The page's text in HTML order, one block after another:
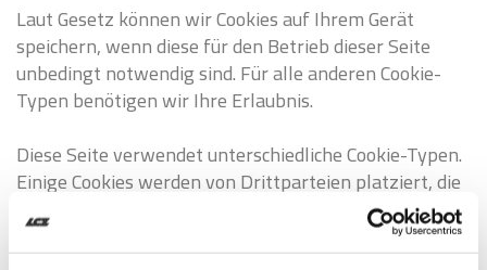
Laut Gesetz können wir Cookies auf Ihrem Gerät
speichern, wenn diese für den Betrieb dieser Seite
unbedingt notwendig sind. Für alle anderen Cookie-
Typen benötigen wir Ihre Erlaubnis.
Diese Seite verwendet unterschiedliche Cookie-Typen.
Einige Cookies werden von Drittparteien platziert, die
auf unseren Seiten erscheinen.
Ihre Einwilligung trifft auf die folgenden Domains zu: